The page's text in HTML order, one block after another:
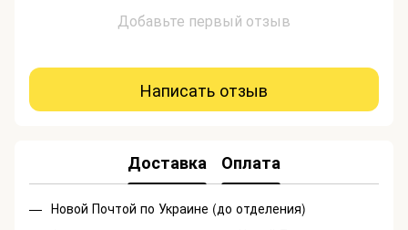
Добавьте первый отзыв
Написать отзыв
Доставка Оплата
Новой Почтой по Украине (до отделения)